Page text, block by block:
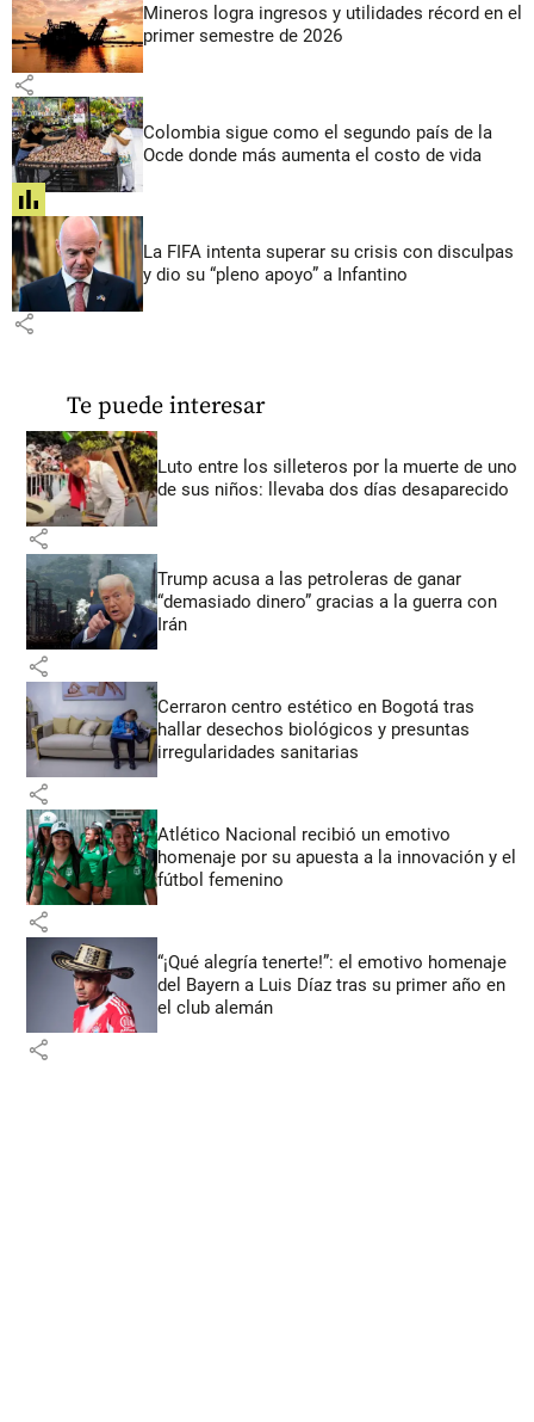
Mineros logra ingresos y utilidades récord en el
primer semestre de 2026
share
Colombia sigue como el segundo país de la
Ocde donde más aumenta el costo de vida
share
La FIFA intenta superar su crisis con disculpas
y dio su “pleno apoyo” a Infantino
share
Te puede interesar
Luto entre los silleteros por la muerte de uno
de sus niños: llevaba dos días desaparecido
share
Trump acusa a las petroleras de ganar
“demasiado dinero” gracias a la guerra con
Irán
share
Cerraron centro estético en Bogotá tras
hallar desechos biológicos y presuntas
irregularidades sanitarias
share
Atlético Nacional recibió un emotivo
homenaje por su apuesta a la innovación y el
fútbol femenino
share
“¡Qué alegría tenerte!”: el emotivo homenaje
del Bayern a Luis Díaz tras su primer año en
el club alemán
share